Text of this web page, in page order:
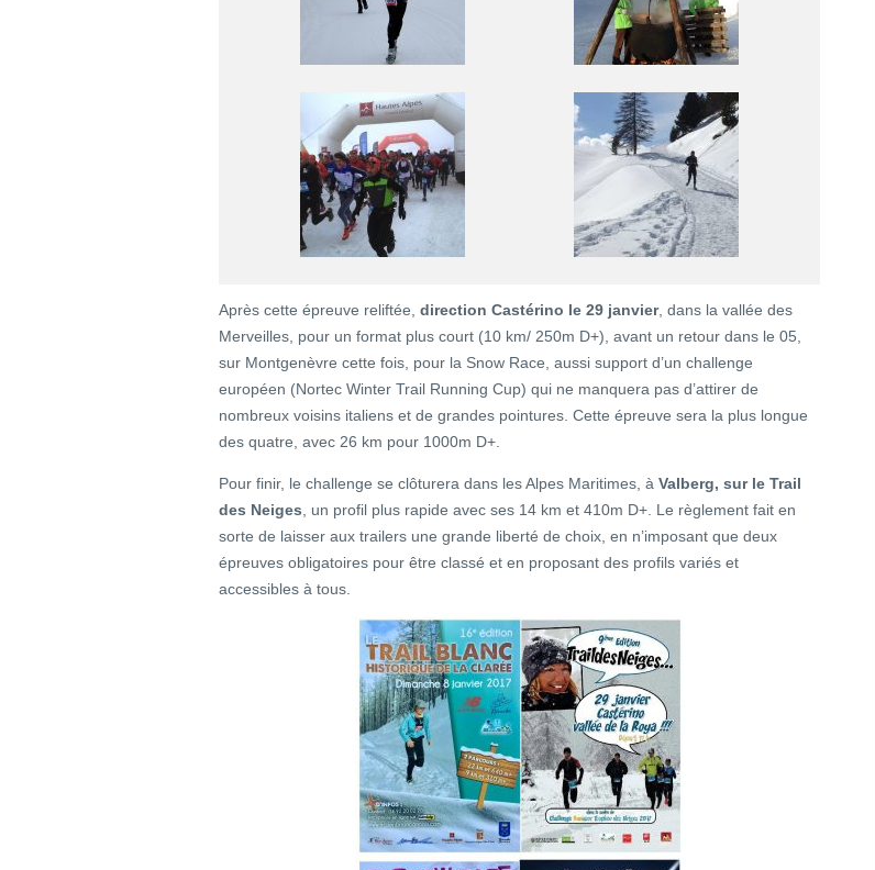
Après cette épreuve reliftée, direction Castérino le 29 janvier, dans la vallée des
Merveilles, pour un format plus court (10 km/ 250m D+), avant un retour dans le 05,
sur Montgenèvre cette fois, pour la Snow Race, aussi support d’un challenge
européen (Nortec Winter Trail Running Cup) qui ne manquera pas d’attirer de
nombreux voisins italiens et de grandes pointures. Cette épreuve sera la plus longue
des quatre, avec 26 km pour 1000m D+.
Pour finir, le challenge se clôturera dans les Alpes Maritimes, à Valberg, sur le Trail
des Neiges, un profil plus rapide avec ses 14 km et 410m D+. Le règlement fait en
sorte de laisser aux trailers une grande liberté de choix, en n’imposant que deux
épreuves obligatoires pour être classé et en proposant des profils variés et
accessibles à tous.